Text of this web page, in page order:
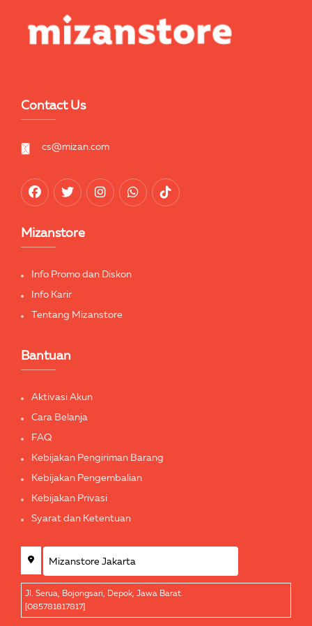
Contact Us
cs@mizan.com
Mizanstore
Info Promo dan Diskon
Info Karir
Tentang Mizanstore
Bantuan
Aktivasi Akun
Cara Belanja
FAQ
Kebijakan Pengiriman Barang
Kebijakan Pengembalian
Kebijakan Privasi
Syarat dan Ketentuan
Jl. Serua, Bojongsari, Depok, Jawa Barat.
[085781817817]